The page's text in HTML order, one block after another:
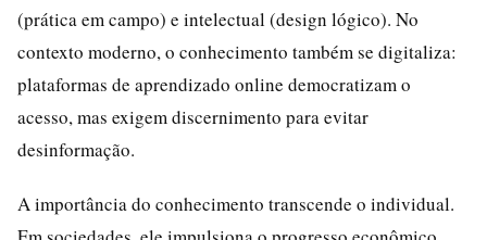
(prática em campo) e intelectual (design lógico). No
contexto moderno, o conhecimento também se digitaliza:
plataformas de aprendizado online democratizam o
acesso, mas exigem discernimento para evitar
desinformação.
A importância do conhecimento transcende o individual.